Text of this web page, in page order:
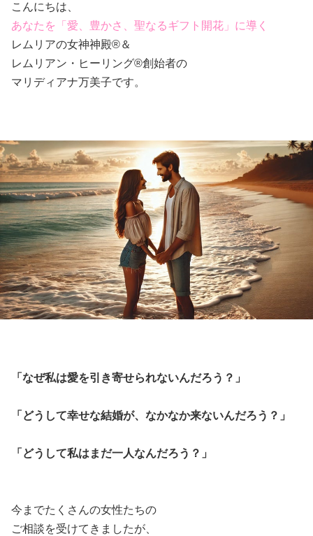
こんにちは、
あなたを「愛、豊かさ、聖なるギフト開花」に導く
レムリアの女神神殿®＆
レムリアン・ヒーリング®創始者の
マリディアナ万美子です。
「なぜ私は愛を引き寄せられないんだろう？」
「どうして幸せな結婚が、なかなか来ないんだろう？」
「どうして私はまだ一人なんだろう？」
今までたくさんの女性たちの
ご相談を受けてきましたが、